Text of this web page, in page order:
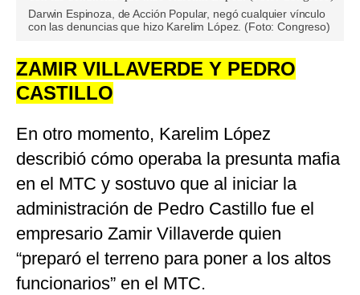
Darwin Espinoza, de Acción Popular, negó cualquier vínculo
con las denuncias que hizo Karelim López. (Foto: Congreso)
ZAMIR VILLAVERDE Y PEDRO
CASTILLO
En otro momento, Karelim López
describió cómo operaba la presunta mafia
en el MTC y sostuvo que al iniciar la
administración de Pedro Castillo fue el
empresario Zamir Villaverde quien
“preparó el terreno para poner a los altos
funcionarios” en el MTC.